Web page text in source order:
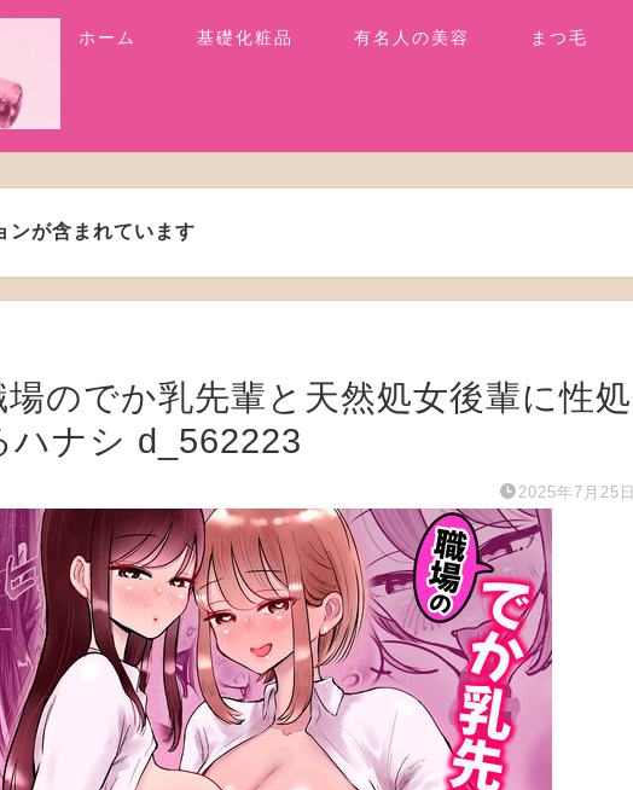
ホーム 基礎化粧品 有名人の美容 まつ毛
ンが含まれています
場のでか乳先輩と天然処女後輩に性処
ハナシ d_562223
2025年7月25日